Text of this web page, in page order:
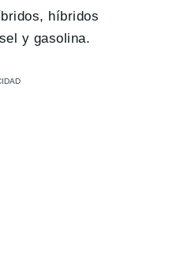
híbridos
y gasolina.